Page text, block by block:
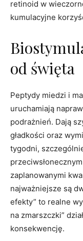
retinoid w
kumulacyjne
od święta
Peptydy miedzi i
uruchamiają
podrażnień. Dają
gładkości oraz
tygodni,
zaplanowanymi
najważniejsze są
efekty” to realne
na zmarszczki”
konsekwencję.